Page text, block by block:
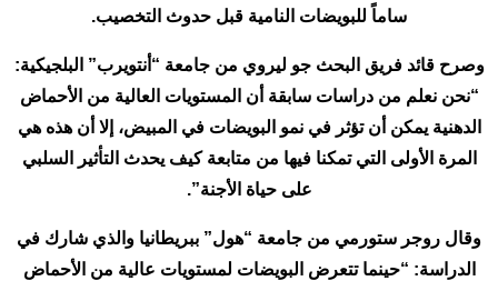
ساماً للبويضات النامية قبل حدوث التخصيب.
وصرح قائد فريق البحث جو ليروي من جامعة “أنتويرب” البلجيكية:
“نحن نعلم من دراسات سابقة أن المستويات العالية من الأحماض
الدهنية يمكن أن تؤثر في نمو البويضات في المبيض، إلا أن هذه هي
المرة الأولى التي تمكنا فيها من متابعة كيف يحدث التأثير السلبي
على حياة الأجنة”.
وقال روجر ستورمي من جامعة “هول” ببريطانيا والذي شارك في
الدراسة: “حينما تتعرض البويضات لمستويات عالية من الأحماض